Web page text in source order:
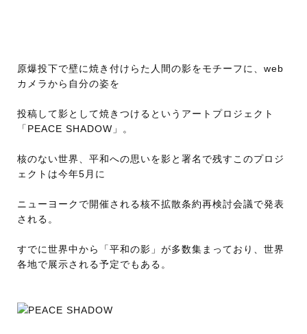
原爆投下で壁に焼き付けらた人間の影をモチーフに、web
カメラから自分の姿を
投稿して影として焼きつけるというアートプロジェクト
「PEACE SHADOW」。
核のない世界、平和への思いを影と署名で残すこのプロジ
ェクトは今年5月に
ニューヨークで開催される核不拡散条約再検討会議で発表
される。
すでに世界中から「平和の影」が多数集まっており、世界
各地で展示される予定でもある。